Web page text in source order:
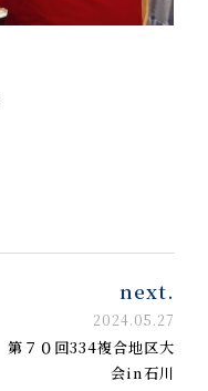
next.
2024.05.27
第７０回334複合地区大
会in石川